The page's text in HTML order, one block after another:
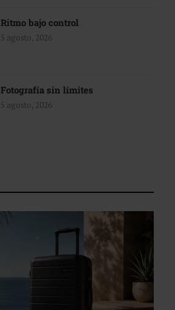
Ritmo bajo control
5 agosto, 2026
Fotografía sin límites
5 agosto, 2026